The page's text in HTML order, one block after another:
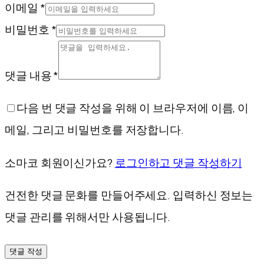
이메일 *
비밀번호 *
댓글 내용 *
다음 번 댓글 작성을 위해 이 브라우저에 이름, 이
메일, 그리고 비밀번호를 저장합니다.
소마코 회원이신가요? 로그인하고 댓글 작성하기
건전한 댓글 문화를 만들어주세요. 입력하신 정보는
댓글 관리를 위해서만 사용됩니다.
댓글 작성